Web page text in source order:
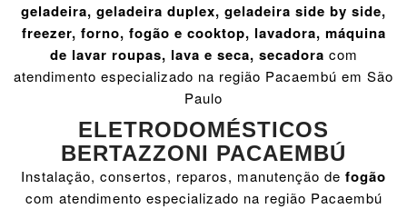
geladeira, geladeira duplex, geladeira side by side,
freezer, forno, fogão e cooktop, lavadora, máquina
de lavar roupas, lava e seca, secadora com
atendimento especializado na região Pacaembú em São
Paulo
ELETRODOMÉSTICOS
BERTAZZONI PACAEMBÚ
Instalação, consertos, reparos, manutenção de fogão
com atendimento especializado na região Pacaembú